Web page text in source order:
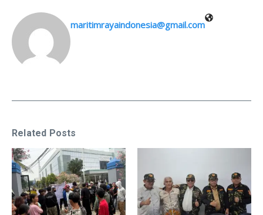
maritimrayaindonesia@gmail.com
Related Posts